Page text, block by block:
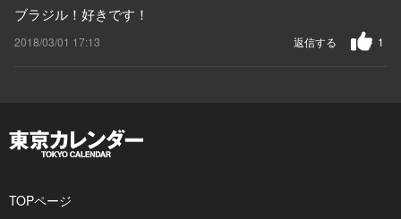
ブラジル！好きです！
2018/03/01 17:13 1
返信する
TOPページ